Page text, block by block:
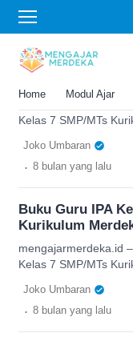
Home Modul Ajar
buku guru
Buku Guru IPS
mengajarmerdeka.id
Kelas 7 SMP/MTs
komprehensif bagi
melaksanakan
mengintegrasikan
learning, buku ini
mengembangkan
mendorong peserta
serta mengaitkan
kehidupan […]
Joko Umbaran
. 8 bulan yang lalu
Buku Guru IPA
Kurikulum
mengajarmerdeka.id
Kelas 7 SMP/MTs
dalam pelaksanaan
yang komprehensif.
Joko Umbaran
. 8 bulan yang lalu